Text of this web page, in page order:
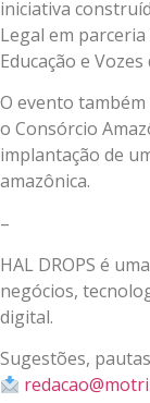
iniciativa
Legal em
Educação e Vozes
O evento
o Consórcio
implantação de
amazônica.
–
HAL DROPS é
negócios,
digital.
Sugestões,